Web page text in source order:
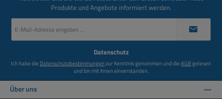
Produkte und Angebote informiert werden.
Mail-
Datenschutz
Ich habe die Datenschutzbestimmungenzur Kenntnis genommen und dieAGBgelesen
und bin mit ihnen einverstanden.
Über uns